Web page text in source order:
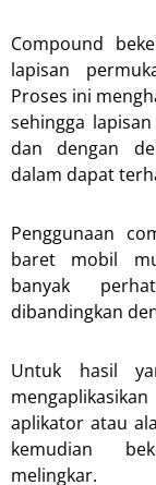
Compound
lapisan
Proses ini
sehingga
dan dengan
dalam dapat
Penggunaan
baret mobil
banyak
dibandingkan
Untuk hasil
aplikator atau
kemudian
melingkar.